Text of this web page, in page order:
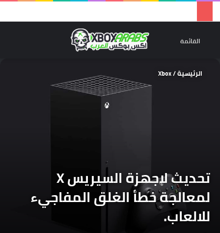
القائمة
الرئيسية/
Xbox
تحديث لاجهزة السيريس X
لمعالجة خطأ الغلق المفاجيء
للالعاب.